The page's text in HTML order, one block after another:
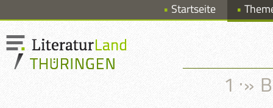
Startseite
1 :»